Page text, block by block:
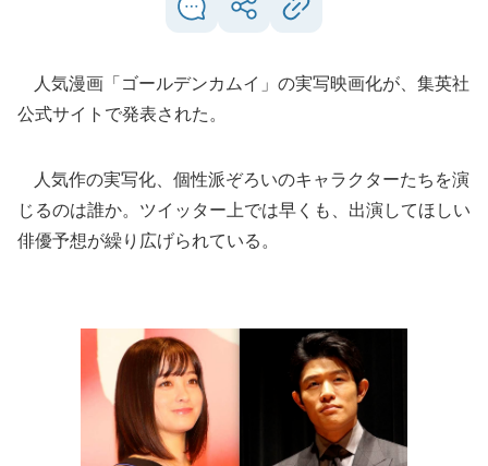
人気漫画「ゴールデンカムイ」の実写映画化が、集英社
公式サイトで発表された。
人気作の実写化、個性派ぞろいのキャラクターたちを演
じるのは誰か。ツイッター上では早くも、出演してほしい
俳優予想が繰り広げられている。